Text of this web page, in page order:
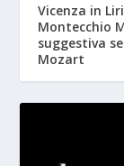
Vicenza in
Montecchio
suggestiva
Mozart